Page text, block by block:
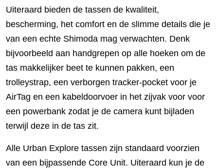
Uiteraard bieden de tassen de kwaliteit,
bescherming, het comfort en de slimme details die je
van een echte Shimoda mag verwachten. Denk
bijvoorbeeld aan handgrepen op alle hoeken om de
tas makkelijker beet te kunnen pakken, een
trolleystrap, een verborgen tracker-pocket voor je
AirTag en een kabeldoorvoer in het zijvak voor voor
een powerbank zodat je de camera kunt bijladen
terwijl deze in de tas zit.
Alle Urban Explore tassen zijn standaard voorzien
van een bijpassende Core Unit. Uiteraard kun je de